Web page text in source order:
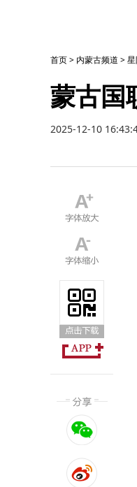
首页> 内蒙古频道 >
蒙古国
2025-12-10